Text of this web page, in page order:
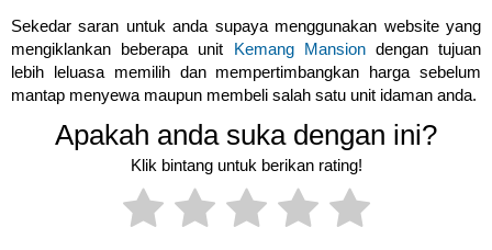
Sekedar saran untuk anda supaya menggunakan website yang
mengiklankan beberapa unit Kemang Mansiondengan tujuan
lebih leluasa memilih dan mempertimbangkan harga sebelum
mantap menyewa maupun membeli salah satu unit idaman anda.
Apakah anda suka dengan ini?
Klik bintang untuk berikan rating!